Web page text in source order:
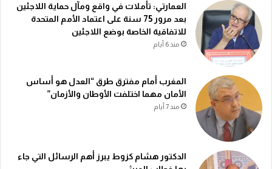
العمارتي: تأملات في واقع ومآل حماية اللاجئين
بعد مرور 75 سنة على اعتماد الأمم المتحدة
للاتفاقية الخاصة بوضع اللاجئين
منذ 6 أيام
المغرب أمام مفترق طرق “العدل هو أساس
الأمان مهما اختلفت الأوطان والأزمان”
منذ 7 أيام
الدكتور هشام كزوط يبرز أهم الرسائل التي جاء